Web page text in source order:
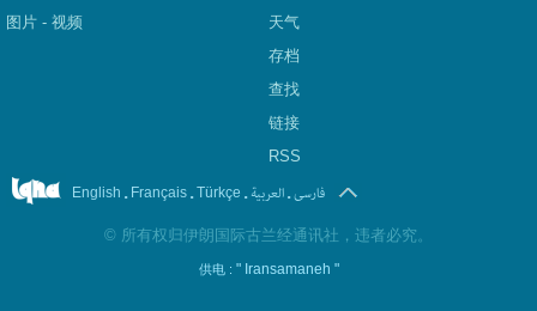
图片 - 视频
天气
存档
查找
链接
RSS
English . Français .Türkçe .العربیة.فارسی
© 所有权归伊朗国际古兰经通讯社，违者必究。
供电 : " Iransamaneh "